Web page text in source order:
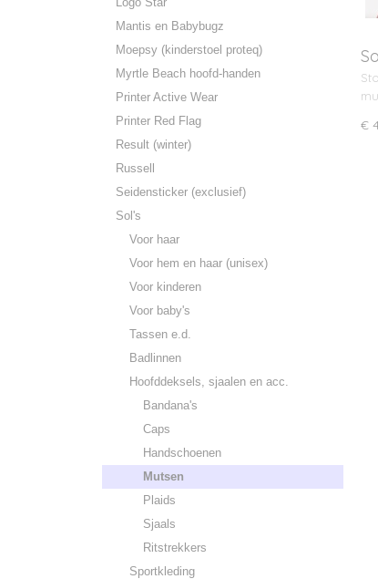
Mantis en Babybugz
Moepsy (kinderstoel proteq)
Myrtle Beach hoofd-handen
Printer Active Wear
Printer Red Flag
Result (winter)
Russell
Seidensticker (exclusief)
Sol's
Voor haar
Voor hem en haar (unisex)
Voor kinderen
Voor baby's
Tassen e.d.
Badlinnen
Hoofddeksels, sjaalen en acc.
Bandana's
Caps
Handschoenen
Mutsen
Plaids
Sjaals
Ritstrekkers
Sportkleding
€